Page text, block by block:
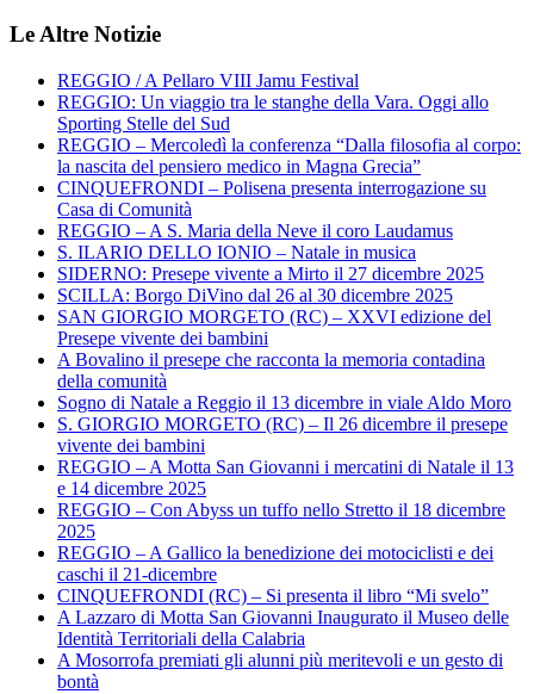
Le Altre Notizie
REGGIO / A Pellaro VIII Jamu Festival
REGGIO: Un viaggio tra le stanghe della Vara. Oggi allo
Sporting Stelle del Sud
REGGIO – Mercoledì la conferenza “Dalla filosofia al corpo:
la nascita del pensiero medico in Magna Grecia”
CINQUEFRONDI – Polisena presenta interrogazione su
Casa di Comunità
REGGIO – A S. Maria della Neve il coro Laudamus
S. ILARIO DELLO IONIO – Natale in musica
SIDERNO: Presepe vivente a Mirto il 27 dicembre 2025
SCILLA: Borgo DiVino dal 26 al 30 dicembre 2025
SAN GIORGIO MORGETO (RC) – XXVI edizione del
Presepe vivente dei bambini
A Bovalino il presepe che racconta la memoria contadina
della comunità
Sogno di Natale a Reggio il 13 dicembre in viale Aldo Moro
S. GIORGIO MORGETO (RC) – Il 26 dicembre il presepe
vivente dei bambini
REGGIO – A Motta San Giovanni i mercatini di Natale il 13
e 14 dicembre 2025
REGGIO – Con Abyss un tuffo nello Stretto il 18 dicembre
2025
REGGIO – A Gallico la benedizione dei motociclisti e dei
caschi il 21-dicembre
CINQUEFRONDI (RC) – Si presenta il libro “Mi svelo”
A Lazzaro di Motta San Giovanni Inaugurato il Museo delle
Identità Territoriali della Calabria
A Mosorrofa premiati gli alunni più meritevoli e un gesto di
bontà